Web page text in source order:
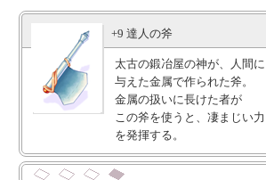
+9 達人の斧
太古の鍛冶屋の神が、人間に
与えた金属で作られた斧。
金属の扱いに長けた者が
この斧を使うと、凄まじい力
を発揮する。
―――――――――――――
Vit + 2